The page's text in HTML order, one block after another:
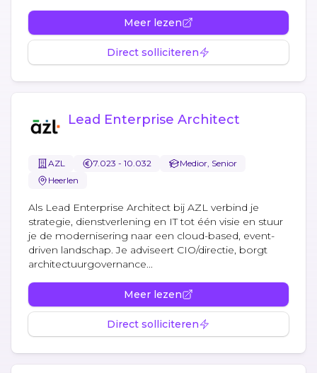
Meer lezen
Direct solliciteren
Lead Enterprise Architect
AZL 7.023 - 10.032
Medior, Senior
Heerlen
Als Lead Enterprise Architect bij AZL verbind je
strategie, dienstverlening en IT tot één visie en stuur
je de modernisering naar een cloud-based, event-
driven landschap. Je adviseert CIO/directie, borgt
architectuurgovernance...
Meer lezen
Direct solliciteren